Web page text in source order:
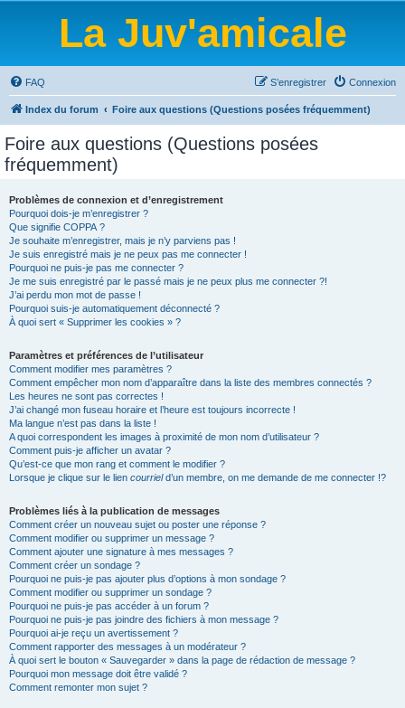
La Juv'amicale
FAQ Connexion
S’enregistrer
Index du forum Foire aux questions (Questions posées fréquemment)
Foire aux questions (Questions posées
fréquemment)
Problèmes de connexion et d’enregistrement
Pourquoi dois-je m’enregistrer ?
Que signifie COPPA ?
Je souhaite m’enregistrer, mais je n’y parviens pas !
Je suis enregistré mais je ne peux pas me connecter !
Pourquoi ne puis-je pas me connecter ?
Je me suis enregistré par le passé mais je ne peux plus me connecter ?!
J’ai perdu mon mot de passe !
Pourquoi suis-je automatiquement déconnecté ?
À quoi sert « Supprimer les cookies » ?
Paramètres et préférences de l’utilisateur
Comment modifier mes paramètres ?
Comment empêcher mon nom d’apparaître dans la liste des membres connectés ?
Les heures ne sont pas correctes !
J’ai changé mon fuseau horaire et l’heure est toujours incorrecte !
Ma langue n’est pas dans la liste !
A quoi correspondent les images à proximité de mon nom d’utilisateur ?
Comment puis-je afficher un avatar ?
Qu’est-ce que mon rang et comment le modifier ?
Lorsque je clique sur le lien courrield’un membre, on me demande de me connecter !?
Problèmes liés à la publication de messages
Comment créer un nouveau sujet ou poster une réponse ?
Comment modifier ou supprimer un message ?
Comment ajouter une signature à mes messages ?
Comment créer un sondage ?
Pourquoi ne puis-je pas ajouter plus d’options à mon sondage ?
Comment modifier ou supprimer un sondage ?
Pourquoi ne puis-je pas accéder à un forum ?
Pourquoi ne puis-je pas joindre des fichiers à mon message ?
Pourquoi ai-je reçu un avertissement ?
Comment rapporter des messages à un modérateur ?
À quoi sert le bouton « Sauvegarder » dans la page de rédaction de message ?
Pourquoi mon message doit être validé ?
Comment remonter mon sujet ?